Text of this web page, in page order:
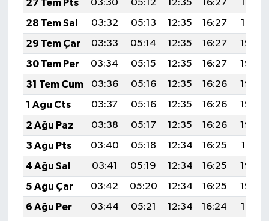
27 Tem Pts
03:30 05:12 12:35 16:27
19:47
28 Tem Sal
03:32 05:13 12:35 16:27
19:47
29 Tem Çar
03:33 05:14 12:35 16:27
19:46
30 Tem Per
03:34 05:15 12:35 16:27
19:45
31 Tem Cum
03:36 05:16 12:35 16:26
19:44
1 Ağu Cts
03:37 05:16 12:35 16:26
19:43
2 Ağu Paz
03:38 05:17 12:35 16:26
19:42
3 Ağu Pts
03:40 05:18 12:34 16:25
19:41
4 Ağu Sal
03:41 05:19 12:34 16:25
19:40
5 Ağu Çar
03:42 05:20 12:34 16:25
19:39
6 Ağu Per
03:44 05:21 12:34 16:24
19:37